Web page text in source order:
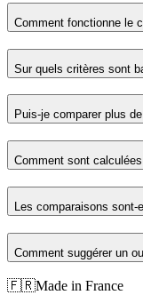
Comment fonctionne le
Sur quels critères sont
Puis-je comparer plus
Comment sont
Les comparaisons
Comment suggérer un
🇫🇷Made in France